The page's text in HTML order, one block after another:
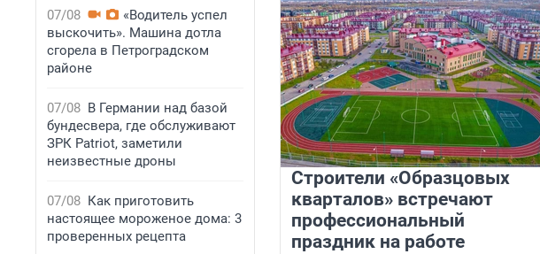
07/08
«Водитель успел
выскочить». Машина дотла
сгорела в Петроградском
районе
07/08 В Германии над базой
бундесвера, где обслуживают
ЗРК Patriot, заметили
неизвестные дроны
07/08 Как приготовить
настоящее мороженое дома: 3
проверенных рецепта
Строители «Образцовых
кварталов» встречают
профессиональный
праздник на работе